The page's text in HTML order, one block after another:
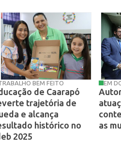
BEM FEITO
de Caarapó
trajetória de
e alcança
histórico no
2025
EM
as